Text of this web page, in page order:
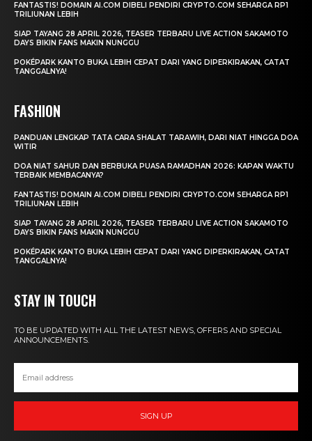
FANTASTIS! DOMAIN AI.COM DIBELI PENDIRI CRYPTO.COM SEHARGA RP1
TRILIUNAN LEBIH
SIAP TAYANG 28 APRIL 2026, TEASER TERBARU LIVE ACTION SAKAMOTO
DAYS BIKIN FANS MAKIN NUNGGU
POKÉPARK KANTO BUKA LEBIH CEPAT DARI YANG DIPERKIRAKAN, CATAT
TANGGALNYA!
FASHION
PANDUAN LENGKAP TATA CARA SHALAT TARAWIH, DARI NIAT HINGGA DOA
WITIR
DOA NIAT SAHUR DAN BERBUKA PUASA RAMADHAN 2026: KAPAN WAKTU
TERBAIK MEMBACANYA?
FANTASTIS! DOMAIN AI.COM DIBELI PENDIRI CRYPTO.COM SEHARGA RP1
TRILIUNAN LEBIH
SIAP TAYANG 28 APRIL 2026, TEASER TERBARU LIVE ACTION SAKAMOTO
DAYS BIKIN FANS MAKIN NUNGGU
POKÉPARK KANTO BUKA LEBIH CEPAT DARI YANG DIPERKIRAKAN, CATAT
TANGGALNYA!
STAY IN TOUCH
TO BE UPDATED WITH ALL THE LATEST NEWS, OFFERS AND SPECIAL
ANNOUNCEMENTS.
SIGN UP